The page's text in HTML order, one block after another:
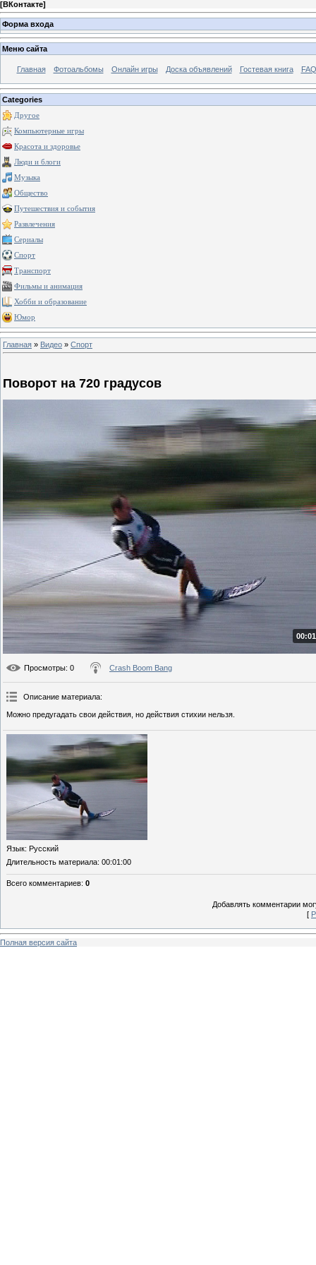
[ВКонтакте]
Форма входа
Меню сайта
Главная Фотоальбомы Онлайн игры Доска объявлений Гостевая книга
Categories
Другое
Компьютерные игры
Красота и здоровье
Люди и блоги
Музыка
Общество
Путешествия и события
Развлечения
Сериалы
Спорт
Транспорт
Фильмы и анимация
Хобби и образование
Юмор
Главная » Видео » Спорт
Поворот на 720 градусов
Просмотры: 0 Crash Boom Bang
Описание материала:
Можно предугадать свои действия, но действия стихии нельзя.
Язык: Русский
Длительность материала: 00:01:00
Всего комментариев: 0
Добавлять комментарии
[
Полная версия сайта